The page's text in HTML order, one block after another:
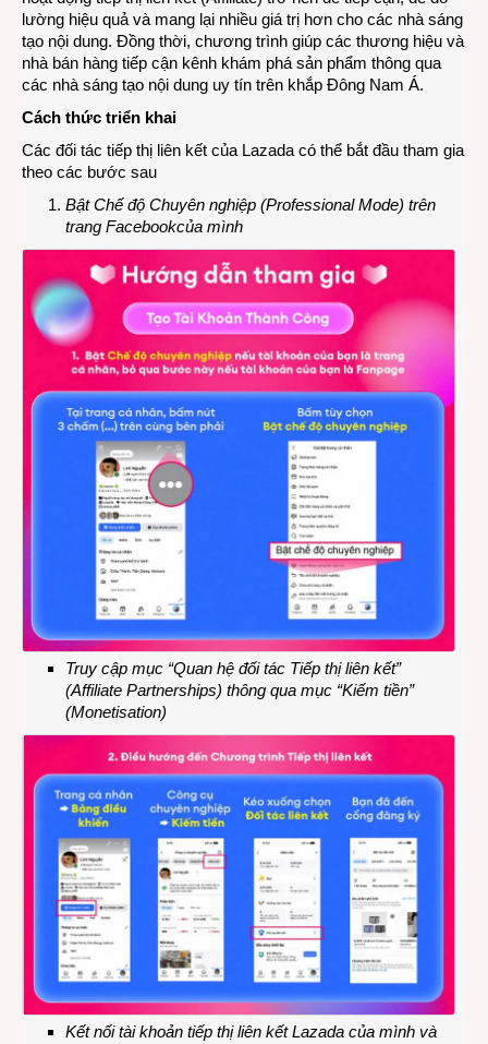
lường hiệu quả và mang lại nhiều giá trị hơn cho các nhà sáng
tạo nội dung. Đồng thời, chương trình giúp các thương hiệu và
nhà bán hàng tiếp cận kênh khám phá sản phẩm thông qua
các nhà sáng tạo nội dung uy tín trên khắp Đông Nam Á.
Cách thức triển khai
Các đối tác tiếp thị liên kết của Lazada có thể bắt đầu tham gia
theo các bước sau
Bật Chế độ Chuyên nghiệp (Professional Mode) trên
trang Facebookcủa mình
Truy cập mục “Quan hệ đối tác Tiếp thị liên kết”
(Affiliate Partnerships) thông qua mục “Kiếm tiền”
(Monetisation)
Kết nối tài khoản tiếp thị liên kết Lazada của mình và